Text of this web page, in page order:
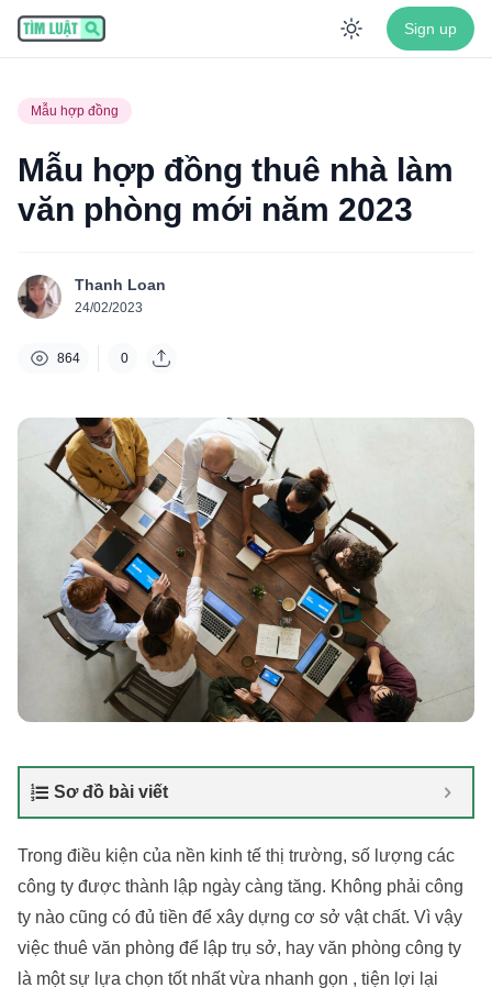
Enable
Sign up
Mẫu hợp đồng
Mẫu hợp đồng thuê nhà làm
văn phòng mới năm 2023
Thanh Loan
24/02/2023
864 0
Sơ đồ bài viết
Trong điều kiện của nền kinh tế thị trường, số lượng các
công ty được thành lập ngày càng tăng. Không phải công
ty nào cũng có đủ tiền để xây dựng cơ sở vật chất. Vì vậy
việc thuê văn phòng để lập trụ sở, hay văn phòng công ty
là một sự lựa chọn tốt nhất vừa nhanh gọn , tiện lợi lại